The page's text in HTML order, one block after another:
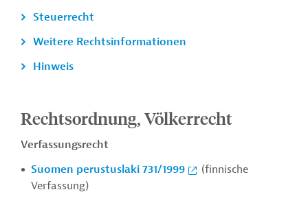
Steuerrecht
Weitere Rechtsinformationen
Hinweis
Rechtsordnung, Völkerrecht
Verfassungsrecht
Suomen perustuslaki 731/1999
(finnische
Verfassung)